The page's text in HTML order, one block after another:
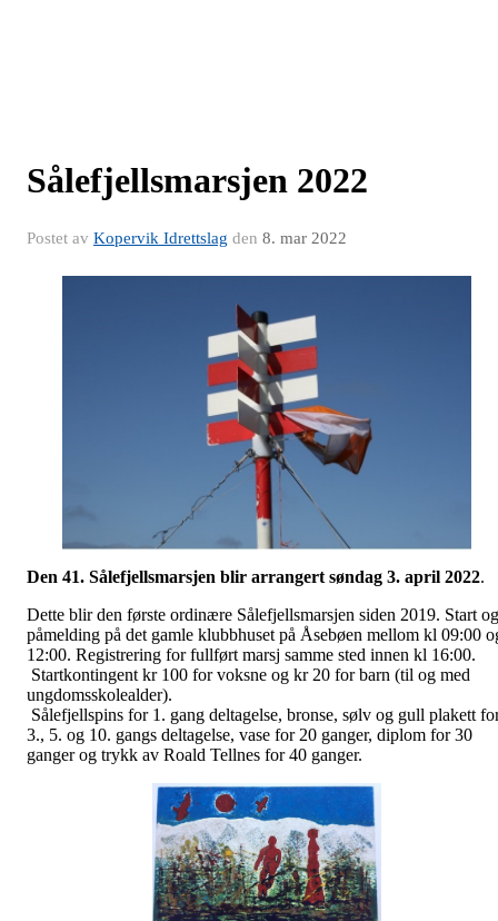
Sålefjellsmarsjen 2022
Postet av Kopervik Idrettslag den 8. mar 2022
Den 41. Sålefjellsmarsjen blir arrangert søndag 3. april 2022.
Dette blir den første ordinære Sålefjellsmarsjen siden 2019. Start og
påmelding på det gamle klubbhuset på Åsebøen mellom kl 09:00
12:00. Registrering for fullført marsj samme sted innen kl 16:00.
Startkontingent kr 100 for voksne og kr 20 for barn (til og med
ungdomsskolealder).
Sålefjellspins for 1. gang deltagelse, bronse, sølv og gull plakett
3., 5. og 10. gangs deltagelse, vase for 20 ganger, diplom for 30
ganger og trykk av Roald Tellnes for 40 ganger.